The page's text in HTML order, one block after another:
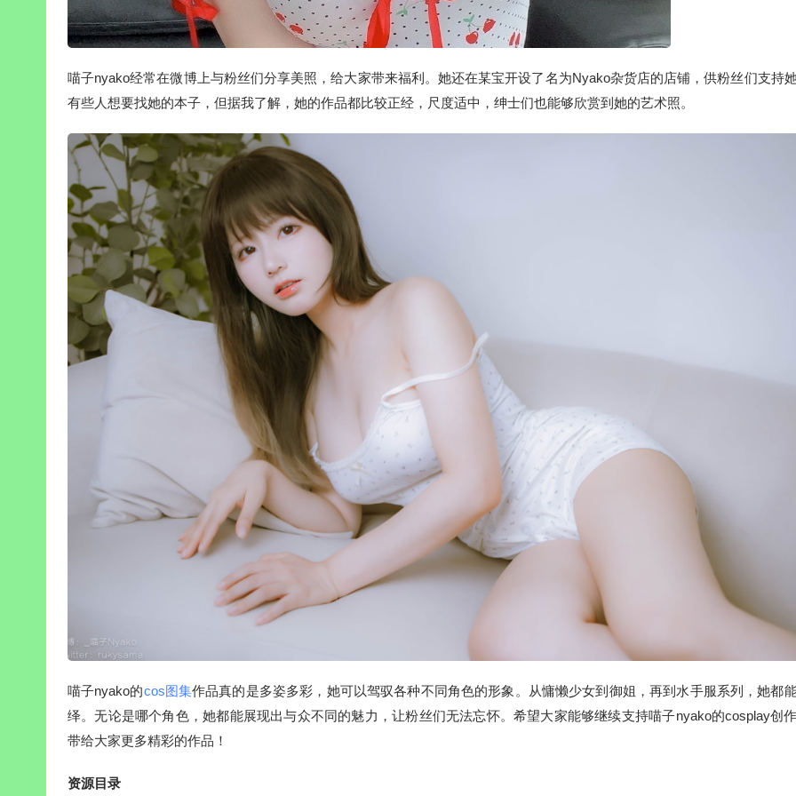
喵子nyako经常在微博上与粉丝们分享美照，给大家带来福利。她还在某宝开设了名为Nyako杂货店的店铺，供粉丝们支持
有些人想要找她的本子，但据我了解，她的作品都比较正经，尺度适中，绅士们也能够欣赏到她的艺术照。
喵子nyako的cos图集作品真的是多姿多彩，她可以驾驭各种不同角色的形象。从慵懒少女到御姐，再到水手服系列，她都
绎。无论是哪个角色，她都能展现出与众不同的魅力，让粉丝们无法忘怀。希望大家能够继续支持喵子nyako的cosplay创
带给大家更多精彩的作品！
资源目录